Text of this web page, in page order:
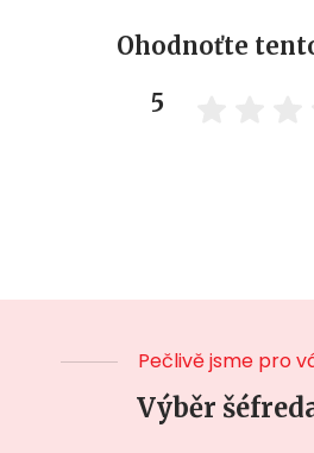
Ohodnoťte
5
Pečlivě jsme pro
Výběr